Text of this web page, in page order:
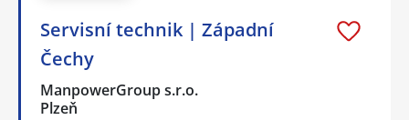
Servisní technik | Západní
Čechy
ManpowerGroup s.r.o.
Plzeň